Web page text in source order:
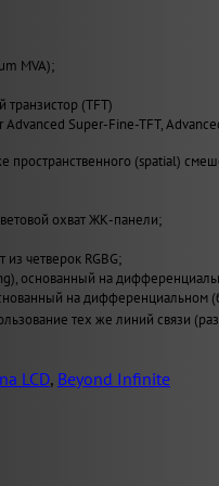
MVA);
(TFT)
Super-Fine-TFT,
пространственного (spatial)
охват ЖК-панели;
четверок RGBG;
основанный на
на дифференциальном
тех же линий связи
LCD, Beyond Infinite